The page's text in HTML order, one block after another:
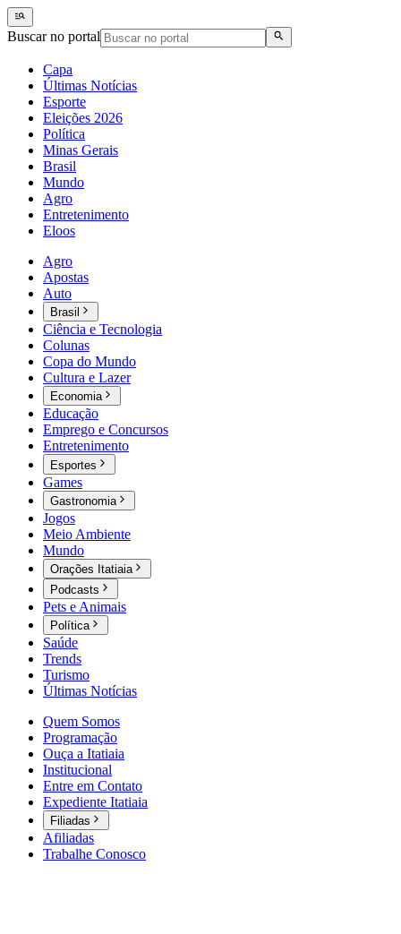
Buscar no portal
Capa
Últimas Notícias
Esporte
Eleições 2026
Política
Minas Gerais
Brasil
Mundo
Agro
Entretenimento
Eloos
Agro
Apostas
Auto
Brasil
Ciência e Tecnologia
Colunas
Copa do Mundo
Cultura e Lazer
Economia
Educação
Emprego e Concursos
Entretenimento
Esportes
Games
Gastronomia
Jogos
Meio Ambiente
Mundo
Orações Itatiaia
Podcasts
Pets e Animais
Política
Saúde
Trends
Turismo
Últimas Notícias
Quem Somos
Programação
Ouça a Itatiaia
Institucional
Entre em Contato
Expediente Itatiaia
Filiadas
Afiliadas
Trabalhe Conosco